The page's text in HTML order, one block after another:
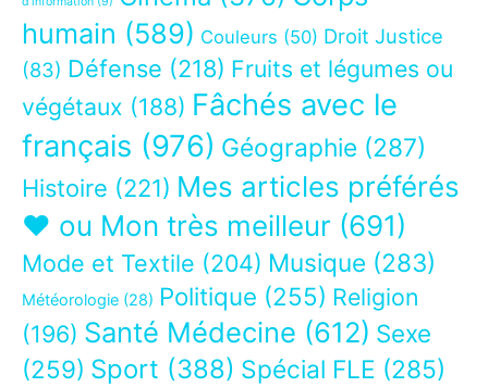
humain (589) Couleurs (50) Droit Justice
(83) Défense (218) Fruits et légumes ou
végétaux (188) Fâchés avec le
français (976) Géographie (287)
Histoire (221) Mes articles préférés
❤ ou Mon très meilleur (691)
Mode et Textile (204) Musique (283)
Météorologie (28) Politique (255) Religion
(196) Santé Médecine (612) Sexe
(259) Sport (388) Spécial FLE (285)